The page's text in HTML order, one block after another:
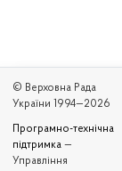
© Верховна Рада
України 1994—2026
Програмно-технічна
підтримка —
Управління